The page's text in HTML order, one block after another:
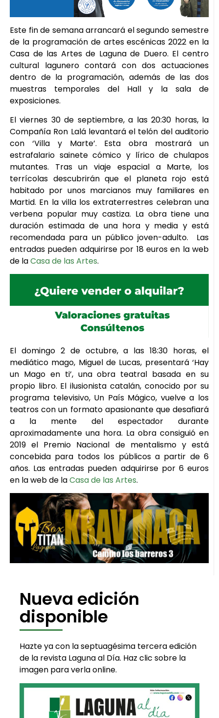
Este fin de semana arrancará el segundo semestre
de la programación de artes escénicas 2022 en la
Casa de las Artes de Laguna de Duero. El centro
cultural lagunero contará con dos actuaciones
dentro de la programación, además de las dos
muestras temporales del Hall y la sala de
exposiciones.
El viernes 30 de septiembre, a las 20:30 horas, la
Compañía Ron Lalá levantará el telón del auditorio
con ‘Villa y Marte’. Esta obra mostrará un
estrafalario sainete cómico y lírico de chulapos
mutantes. Tras un viaje espacial a Marte, los
terrícolas descubrirán que el planeta rojo está
habitado por unos marcianos muy familiares en
Martid. En la villa los extraterrestres celebran una
verbena popular muy castiza. La obra tiene una
duración estimada de una hora y media y está
recomendada para un público joven-adulto. Las
entradas pueden adquirirse por 18 euros en la web
de laCasa de las Artes.
El domingo 2 de octubre, a las 18:30 horas, el
mediático mago, Miguel de Lucas, presentará ‘Hay
un Mago en ti’, una obra teatral basada en su
propio libro. El ilusionista catalán, conocido por su
programa televisivo, Un País Mágico, vuelve a los
teatros con un formato apasionante que desafiará
a la mente del espectador durante
aproximadamente una hora. La obra consiguió en
2019 el Premio Nacional de mentalismo y está
concebida para todos los públicos a partir de 6
años. Las entradas pueden adquirirse por 6 euros
en la web de laCasa de las Artes.
Nueva edición
disponible
Hazte ya con la septuagésima tercera edición
de la revista Laguna al Día. Haz clic sobre la
imagen para verla online.